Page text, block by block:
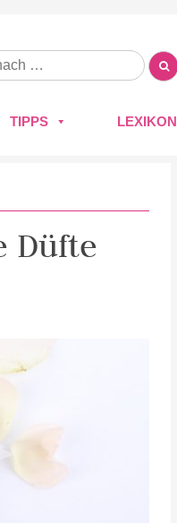
TIPPS LEXIKON
Düfte